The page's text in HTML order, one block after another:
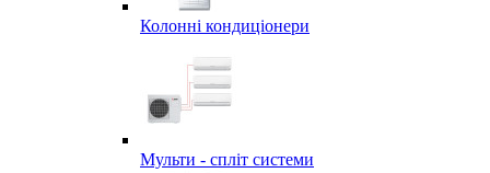
Колонні кондиціонери
Мульти - спліт системи